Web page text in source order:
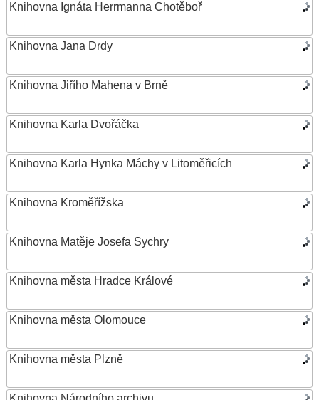
Knihovna Ignáta Herrmanna Chotěboř
Knihovna Jana Drdy
Knihovna Jiřího Mahena v Brně
Knihovna Karla Dvořáčka
Knihovna Karla Hynka Máchy v Litoměřicích
Knihovna Kroměřížska
Knihovna Matěje Josefa Sychry
Knihovna města Hradce Králové
Knihovna města Olomouce
Knihovna města Plzně